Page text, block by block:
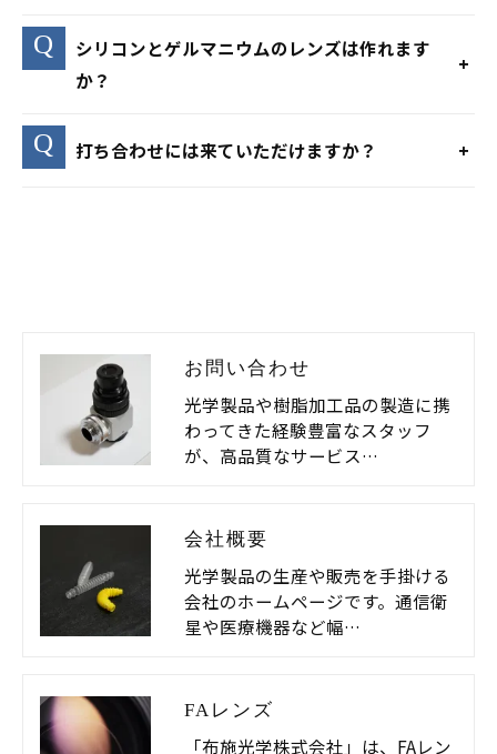
シリコンとゲルマニウムのレンズは作れます
か？
打ち合わせには来ていただけますか？
お問い合わせ
光学製品や樹脂加工品の製造に携
わってきた経験豊富なスタッフ
が、高品質なサービス…
会社概要
光学製品の生産や販売を手掛ける
会社のホームページです。通信衛
星や医療機器など幅…
FAレンズ
「布施光学株式会社」は、FAレン